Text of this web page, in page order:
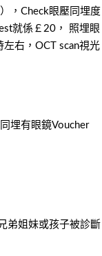
，Check眼壓同埋度
就係￡20， 照埋眼
右，OCT scan視光
埋有眼鏡Voucher
弟姐妹或孩子被診斷